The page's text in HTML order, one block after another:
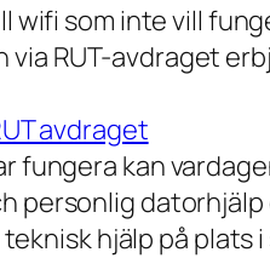
som inte vill
via RUT-avdraget
avdraget
fungera kan
personlig
hjälp på plats